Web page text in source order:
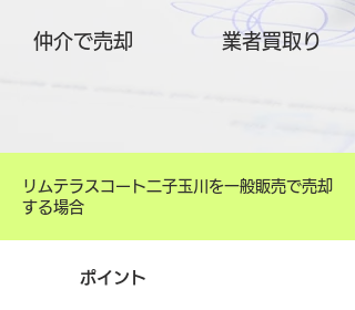
仲介で売却 ​業者買取り
リムテラスコート二子玉川を一般販売で売却
する場合
ポイント